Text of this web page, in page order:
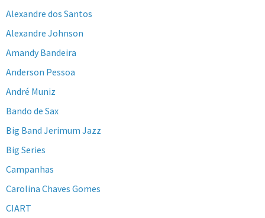
Alexandre dos Santos
Alexandre Johnson
Amandy Bandeira
Anderson Pessoa
André Muniz
Bando de Sax
Big Band Jerimum Jazz
Big Series
Campanhas
Carolina Chaves Gomes
CIART